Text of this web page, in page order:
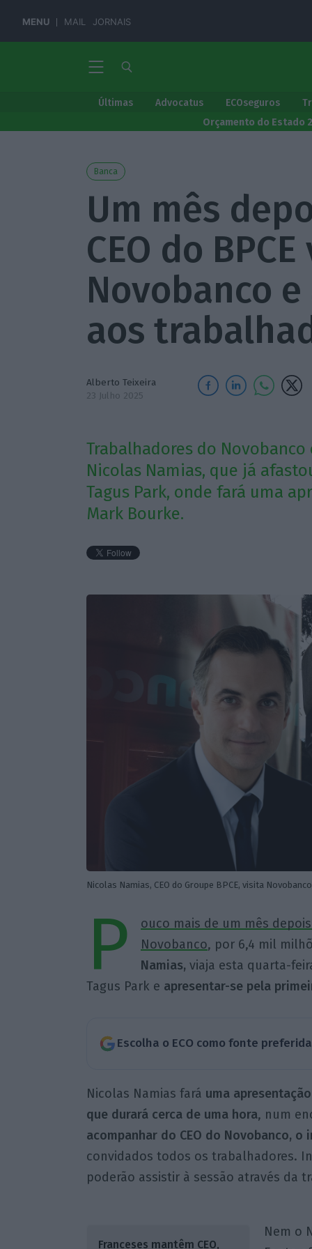
MENU MAIL JORNAIS
Últimas Advocatus ECOseguros
Orçamento do Estado
Banca
Um mês
CEO do
Novobanco
aos
Alberto Teixeira
23 Julho 2025
Trabalhadores do
Nicolas Namias, que já
Tagus Park, onde fará uma
Mark Bourke.
Nicolas Namias, CEO do Groupe BPCE, visita
P
ouco mais de um mês
Novobanco, por 6,4 mil
Namias, viaja esta quarta-
Tagus Park e apresentar-se pela
Escolha o ECO como fonte
Nicolas Namias fará uma
que durará cerca de uma hora, num
acompanhar do CEO do Novobanco, o
convidados todos os trabalhadores.
poderão assistir à sessão através da
Franceses mantêm CEO,
Nem o